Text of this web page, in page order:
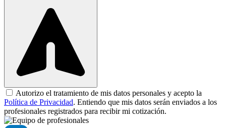
Autorizo el tratamiento de mis datos personales y acepto la
Política de Privacidad. Entiendo que mis datos serán enviados a los
profesionales registrados para recibir mi cotización.